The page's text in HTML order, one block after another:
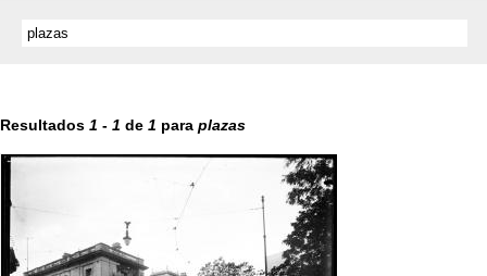
Resultados 1 - 1 de 1 para plazas